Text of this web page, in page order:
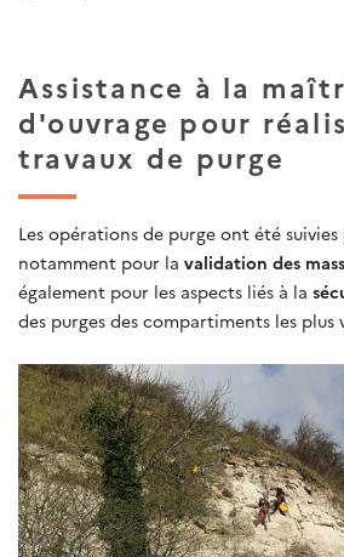
Assistance à la
d'ouvrage pour
travaux de purge
Les opérations de purge ont été
notamment pour la validation des
également pour les aspects liés à la
des purges des compartiments les plus